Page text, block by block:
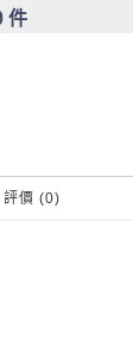
件
評價 (0)